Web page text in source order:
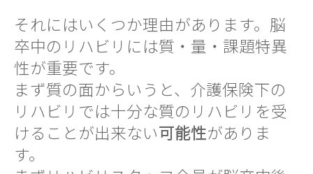
それにはいくつか理由があります。脳
卒中のリハビリには質・量・課題特異
性が重要です。
まず質の面からいうと、介護保険下の
リハビリでは十分な質のリハビリを受
けることが出来ない可能性がありま
す。